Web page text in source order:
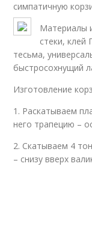
симпатичную
Материалы
стеки, клей
тесьма,
быстросохнущий
Изготовление
1. Раскатываем
него трапецию –
2. Скатываем 4
– снизу вверх